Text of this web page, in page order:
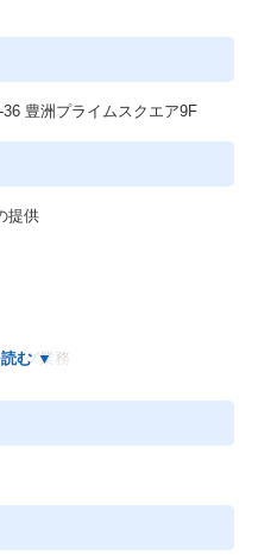
豊洲プライムスクエア9F
提供
ング業務